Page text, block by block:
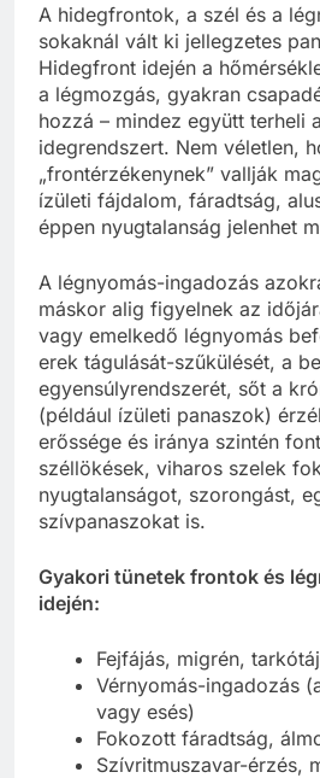
A hidegfrontok, a szél és a
sokaknál vált ki jellegzetes
Hidegfront idején a
a légmozgás, gyakran
hozzá – mindez együtt terheli
idegrendszert. Nem véletlen,
„frontérzékenynek” vallják
ízületi fájdalom, fáradtság,
éppen nyugtalanság jelenhet
A légnyomás-ingadozás
máskor alig figyelnek az
vagy emelkedő légnyomás
erek tágulását-szűkülését, a
egyensúlyrendszerét, sőt a
(például ízületi panaszok)
erőssége és iránya szintén
széllökések, viharos szelek
nyugtalanságot, szorongást,
szívpanaszokat is.
Gyakori tünetek frontok és
idején:
Fejfájás, migrén,
Vérnyomás-ingadozás
vagy esés)
Fokozott fáradtság,
Szívritmuszavar-érzés,